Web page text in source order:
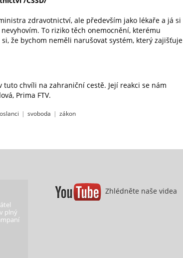
zdravotnictví, ale především jako lékaře a já si
To riziko těch onemocnění, kterému
že bychom neměli narušovat systém, který zajišťuje
chvíli na zahraniční cestě. Její reakci se nám
Prima FTV.
| svoboda | zákon
plný
Zhlédněte naše videa